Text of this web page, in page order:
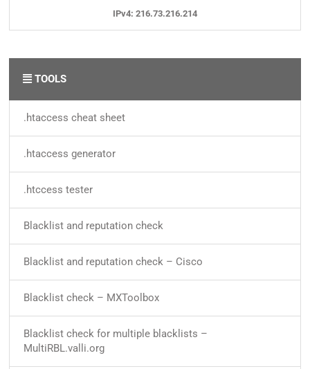
IPv4: 216.73.216.214
TOOLS
.htaccess cheat sheet
.htaccess generator
.htccess tester
Blacklist and reputation check
Blacklist and reputation check – Cisco
Blacklist check – MXToolbox
Blacklist check for multiple blacklists –
MultiRBL.valli.org